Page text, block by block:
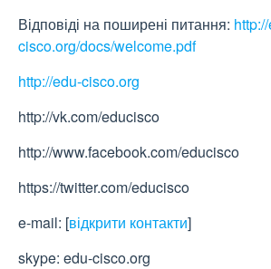
Відповіді на поширені питання:
cisco.org/docs/welcome.pdf
http://edu-cisco.org
http://vk.com/educisco
http://www.facebook.com/educisco
https://twitter.com/educisco
e-mail: [відкрити контакти]
skype: edu-cisco.org